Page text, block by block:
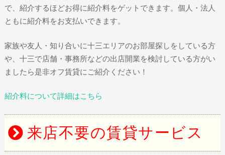
で、紹介するほどお得に紹介料をゲットできます。個人・法人
ともに紹介料をお支払いできます。
家族や友人・知り合いに十三エリアのお部屋探しをしている方
や、十三で店舗・事務所などの出店開業を検討している方がい
ましたら是非オフ賃貸にご紹介ください！
紹介料について詳細はこちら
来店不要の賃貸サービス